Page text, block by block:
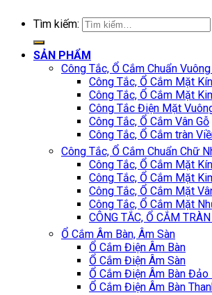
Tìm kiếm:
SẢN PHẨM
Công Tắc, Ổ Cắm Chuẩn
Công Tắc, Ổ Cắm Mặt
Công Tắc, Ổ Cắm Mặt
Công Tắc Điện Mặt
Công Tắc, Ổ Cắm Vân Gỗ
Công Tắc, Ổ Cắm tràn
Công Tắc, Ổ Cắm Chuẩn Chữ
Công Tắc, Ổ Cắm Mặt
Công Tắc, Ổ Cắm Mặt
Công Tắc, Ổ Cắm Mặt
Công Tắc, Ổ Cắm Mặt
CÔNG TẮC, Ổ CẮM
Ổ Cắm Âm Bàn, Âm Sàn
Ổ Cắm Điện Âm Bàn
Ổ Cắm Điện Âm Sàn
Ổ Cắm Điện Âm Bàn Đảo
Ổ Cắm Điện Âm Bàn